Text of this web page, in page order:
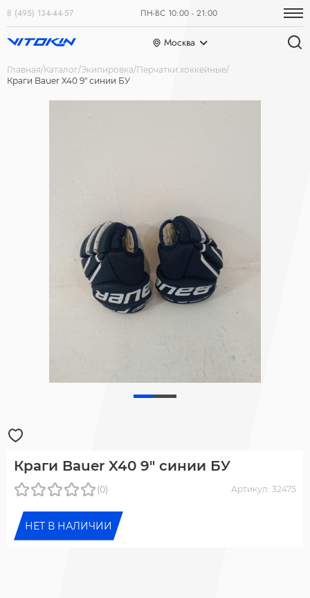
8 (495) 134-44-57 ПН-ВС 10:00 - 21:00
Москва
Главная Каталог Экипировка Перчатки хоккейные
Краги Bauer X40 9" синии БУ
Краги Bauer X40 9" синии БУ
(0) Артикул: 32475
НЕТ В НАЛИЧИИ